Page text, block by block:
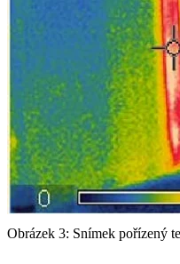
Obrázek 3: Snímek pořízený